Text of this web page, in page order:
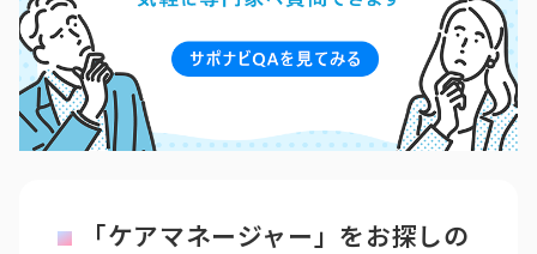
「ケアマネージャー」をお探しの